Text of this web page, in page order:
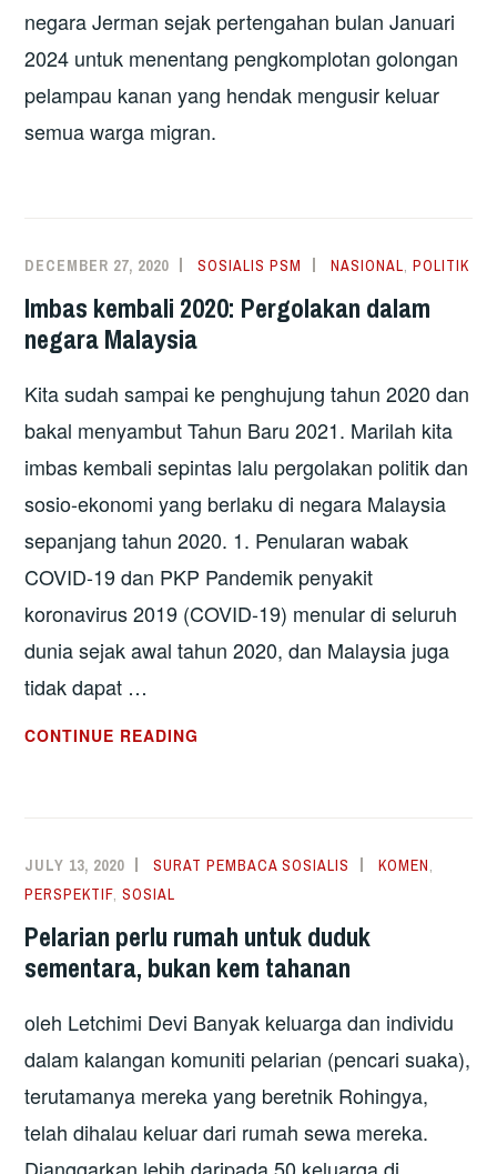
negara Jerman sejak pertengahan bulan Januari
2024 untuk menentang pengkomplotan golongan
pelampau kanan yang hendak mengusir keluar
semua warga migran.
DECEMBER 27, 2020 SOSIALIS PSM NASIONAL,POLITIK
Imbas kembali 2020: Pergolakan dalam
negara Malaysia
Kita sudah sampai ke penghujung tahun 2020 dan
bakal menyambut Tahun Baru 2021. Marilah kita
imbas kembali sepintas lalu pergolakan politik dan
sosio-ekonomi yang berlaku di negara Malaysia
sepanjang tahun 2020. 1. Penularan wabak
COVID-19 dan PKP Pandemik penyakit
koronavirus 2019 (COVID-19) menular di seluruh
dunia sejak awal tahun 2020, dan Malaysia juga
tidak dapat …
CONTINUE READING
JULY 13, 2020 SURAT PEMBACA SOSIALIS KOMEN,
PERSPEKTIF,SOSIAL
Pelarian perlu rumah untuk duduk
sementara, bukan kem tahanan
oleh Letchimi Devi Banyak keluarga dan individu
dalam kalangan komuniti pelarian (pencari suaka),
terutamanya mereka yang beretnik Rohingya,
telah dihalau keluar dari rumah sewa mereka.